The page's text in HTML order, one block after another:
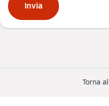
Invia
Torna